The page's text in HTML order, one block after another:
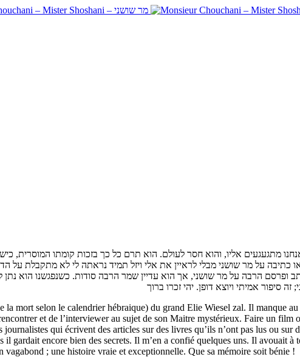
אנחנו מתגעגעים אליו, והוא חסר לעולם. הוא תרם כל כך בזכות קומתו המוסרית,
כתיבה על מר שושני מבלי לראיין את אלי ויזל תמיד נראתה לי לא מתקבלת
ופרסם הרבה על מר שושני, אך הוא עדיין שמר הרבה סודות. כשנפגשנו הוא
mort selon le calendrier hébraique) du grand Elie Wiesel zal. Il manque
et de l’interviewer au sujet de son Maitre mystérieux. Faire un
qui écrivent des articles sur des livres qu’ils n’ont pas lus ou
encore bien des secrets. Il m’en a confié quelques uns. Il avouait à
; une histoire vraie et exceptionnelle. Que sa mémoire soit bénie !